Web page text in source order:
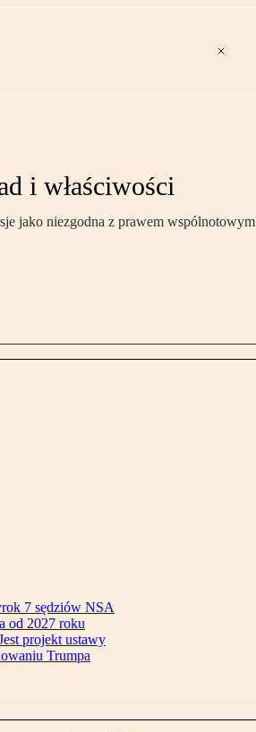
i właściwości
jako niezgodna z prawem
7 sędziów NSA
od 2027 roku
projekt ustawy
Trumpa